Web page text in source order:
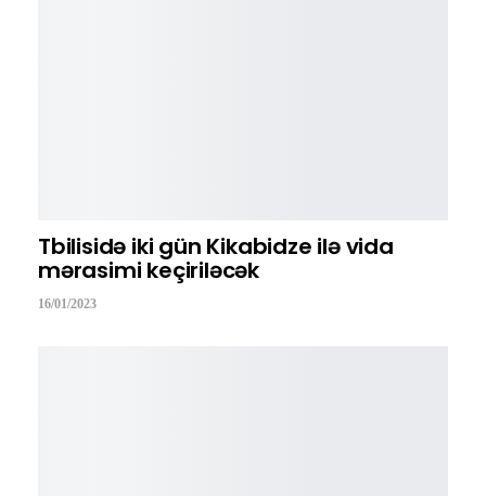
Tbilisidə iki gün Kikabidze ilə vida
mərasimi keçiriləcək
16/01/2023